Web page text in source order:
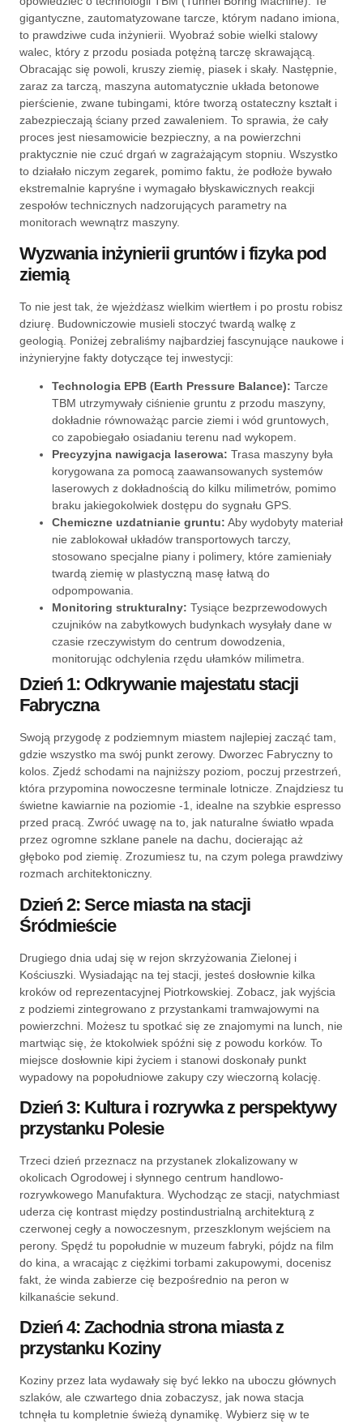
gigantyczne, zautomatyzowane tarcze, którym nadano imiona,
to prawdziwe cuda inżynierii. Wyobraź sobie wielki stalowy
walec, który z przodu posiada potężną tarczę skrawającą.
Obracając się powoli, kruszy ziemię, piasek i skały. Następnie,
zaraz za tarczą, maszyna automatycznie układa betonowe
pierścienie, zwane tubingami, które tworzą ostateczny kształt i
zabezpieczają ściany przed zawaleniem. To sprawia, że cały
proces jest niesamowicie bezpieczny, a na powierzchni
praktycznie nie czuć drgań w zagrażającym stopniu. Wszystko
to działało niczym zegarek, pomimo faktu, że podłoże bywało
ekstremalnie kapryśne i wymagało błyskawicznych reakcji
zespołów technicznych nadzorujących parametry na
monitorach wewnątrz maszyny.
Wyzwania inżynierii gruntów i fizyka pod
ziemią
To nie jest tak, że wjeżdżasz wielkim wiertłem i po prostu robisz
dziurę. Budowniczowie musieli stoczyć twardą walkę z
geologią. Poniżej zebraliśmy najbardziej fascynujące naukowe i
inżynieryjne fakty dotyczące tej inwestycji:
Technologia EPB (Earth Pressure Balance): Tarcze
TBM utrzymywały ciśnienie gruntu z przodu maszyny,
dokładnie równoważąc parcie ziemi i wód gruntowych,
co zapobiegało osiadaniu terenu nad wykopem.
Precyzyjna nawigacja laserowa: Trasa maszyny była
korygowana za pomocą zaawansowanych systemów
laserowych z dokładnością do kilku milimetrów, pomimo
braku jakiegokolwiek dostępu do sygnału GPS.
Chemiczne uzdatnianie gruntu: Aby wydobyty materiał
nie zablokował układów transportowych tarczy,
stosowano specjalne piany i polimery, które zamieniały
twardą ziemię w plastyczną masę łatwą do
odpompowania.
Monitoring strukturalny: Tysiące bezprzewodowych
czujników na zabytkowych budynkach wysyłały dane w
czasie rzeczywistym do centrum dowodzenia,
monitorując odchylenia rzędu ułamków milimetra.
Dzień 1: Odkrywanie majestatu stacji
Fabryczna
Swoją przygodę z podziemnym miastem najlepiej zacząć tam,
gdzie wszystko ma swój punkt zerowy. Dworzec Fabryczny to
kolos. Zjedź schodami na najniższy poziom, poczuj przestrzeń,
która przypomina nowoczesne terminale lotnicze. Znajdziesz tu
świetne kawiarnie na poziomie -1, idealne na szybkie espresso
przed pracą. Zwróć uwagę na to, jak naturalne światło wpada
przez ogromne szklane panele na dachu, docierając aż
głęboko pod ziemię. Zrozumiesz tu, na czym polega prawdziwy
rozmach architektoniczny.
Dzień 2: Serce miasta na stacji
Śródmieście
Drugiego dnia udaj się w rejon skrzyżowania Zielonej i
Kościuszki. Wysiadając na tej stacji, jesteś dosłownie kilka
kroków od reprezentacyjnej Piotrkowskiej. Zobacz, jak wyjścia
z podziemi zintegrowano z przystankami tramwajowymi na
powierzchni. Możesz tu spotkać się ze znajomymi na lunch, nie
martwiąc się, że ktokolwiek spóźni się z powodu korków. To
miejsce dosłownie kipi życiem i stanowi doskonały punkt
wypadowy na popołudniowe zakupy czy wieczorną kolację.
Dzień 3: Kultura i rozrywka z perspektywy
przystanku Polesie
Trzeci dzień przeznacz na przystanek zlokalizowany w
okolicach Ogrodowej i słynnego centrum handlowo-
rozrywkowego Manufaktura. Wychodząc ze stacji, natychmiast
uderza cię kontrast między postindustrialną architekturą z
czerwonej cegły a nowoczesnym, przeszklonym wejściem na
perony. Spędź tu popołudnie w muzeum fabryki, pójdz na film
do kina, a wracając z ciężkimi torbami zakupowymi, docenisz
fakt, że winda zabierze cię bezpośrednio na peron w
kilkanaście sekund.
Dzień 4: Zachodnia strona miasta z
przystanku Koziny
Koziny przez lata wydawały się być lekko na uboczu głównych
szlaków, ale czwartego dnia zobaczysz, jak nowa stacja
tchnęła tu kompletnie świeżą dynamikę. Wybierz się w te